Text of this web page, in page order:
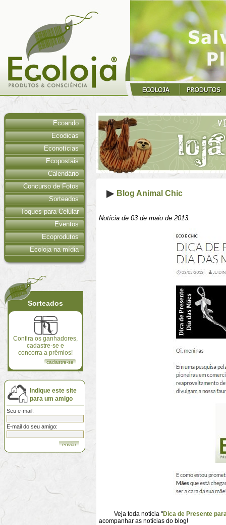
Ecoando
Ecodicas
Econotícias
Ecopostais
Calendário
Concurso de Fotos
Sorteados
Toques para Celular
Eventos
Ecoprodutos
Ecoloja na mídia
Sorteados
Confira os ganhadores,
cadastre-se e
concorra a prêmios!
cadastre-se
Indique este site
para um amigo
Seu e-mail:
E-mail do seu amigo:
Blog Animal Chic
Notícia de 03 de maio de 2013.
Veja toda notícia "Dica de Presente
acompanhar as notícias do blog!